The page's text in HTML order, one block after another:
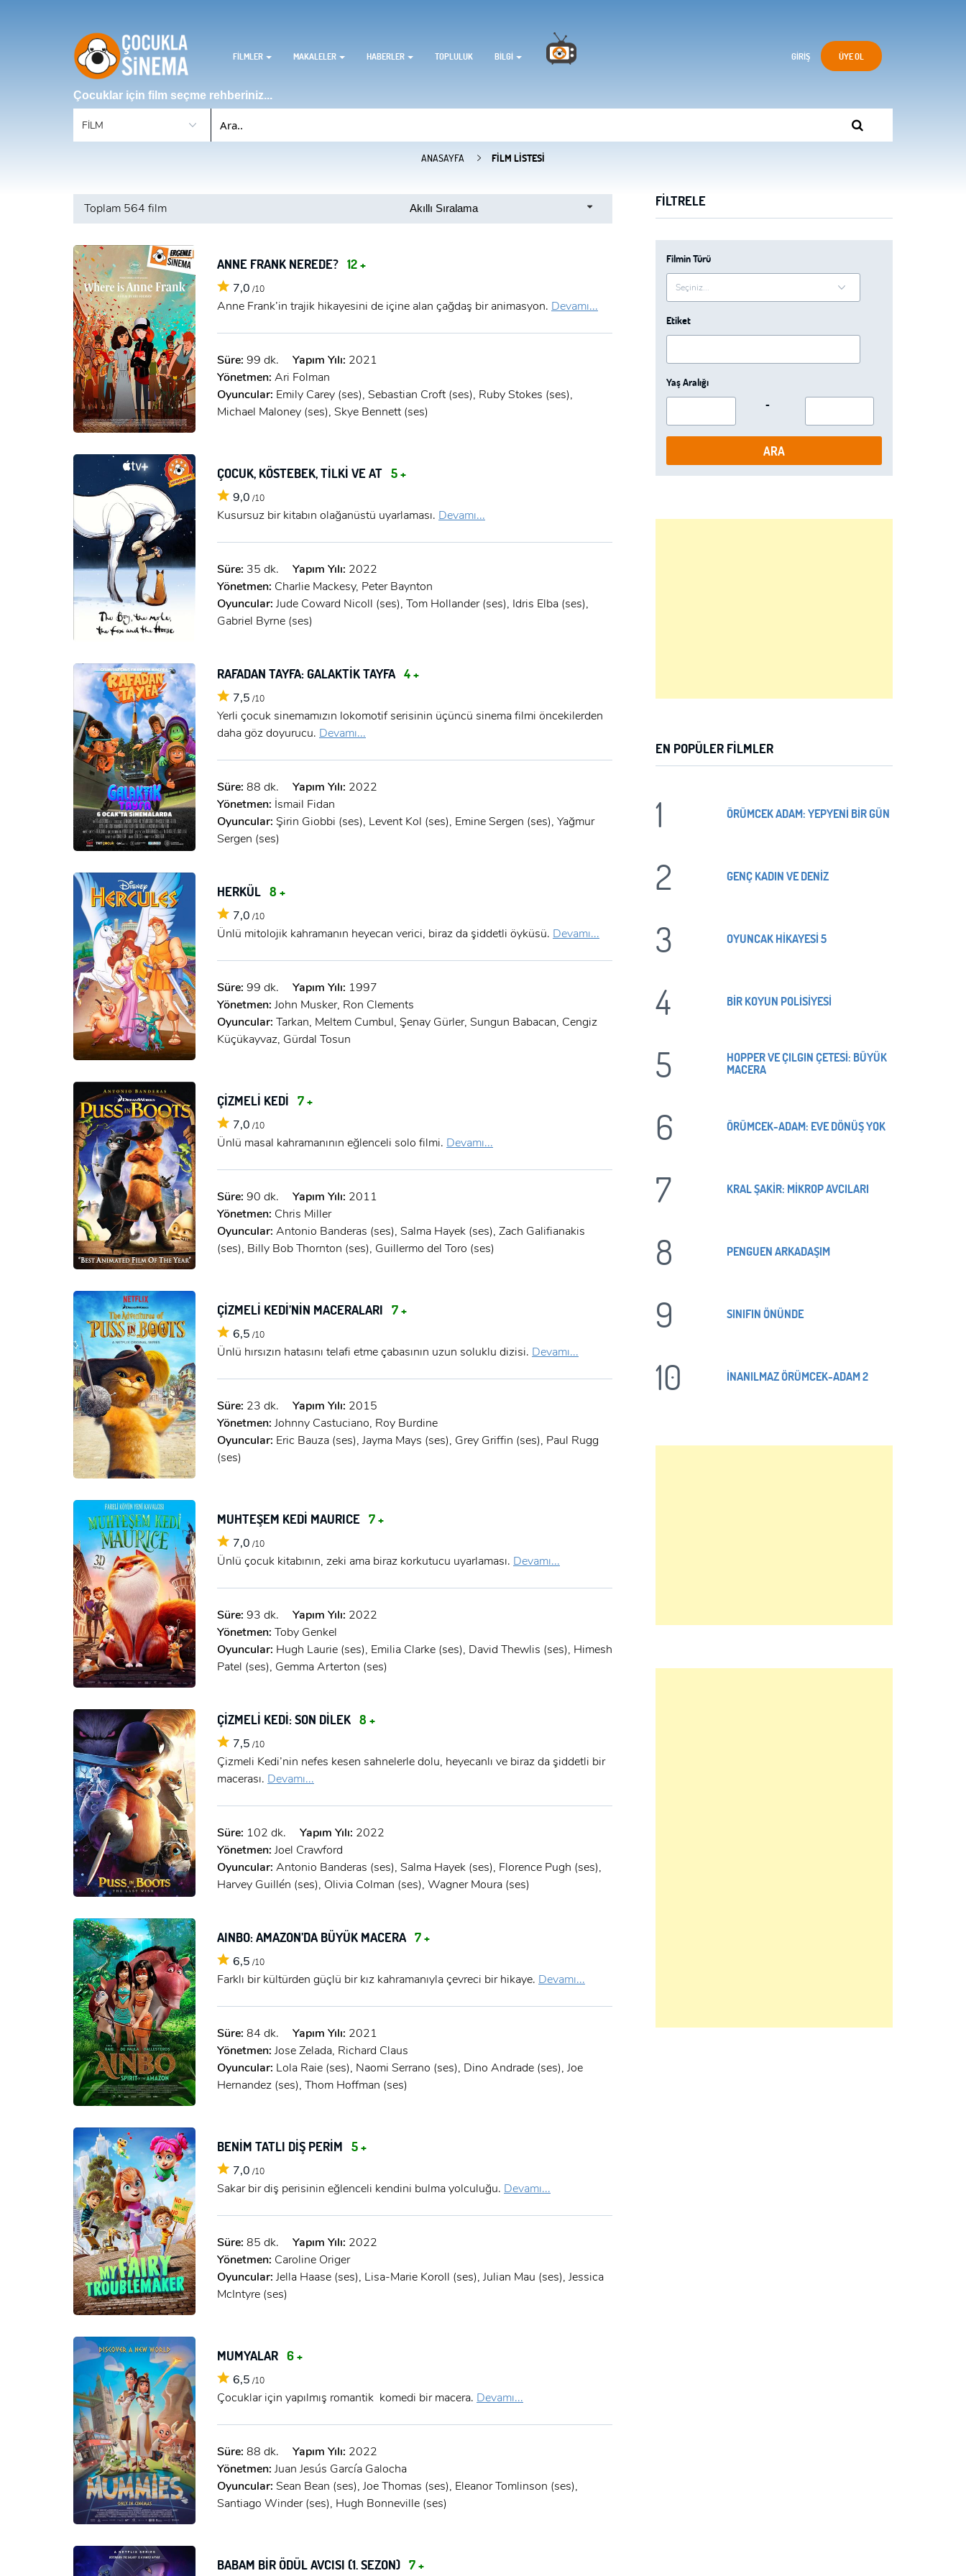
Şifre:
x
Ad Soyad:
Şifre:
FİLMLER MAKALELER HABERLER TOPLULUK BILGI GIRIŞ ÜYE OL
Çocuklar için film seçme rehberiniz...
ANASAYFA FILM LISTESI
Toplam 564 film Akıllı Sıralama
ANNE FRANK NEREDE? 12 +
7,0 /10
Anne Frank’in trajik hikayesini de içine alan çağdaş bir animasyon. Devamı...
Süre: 99 dk. Yapım Yılı: 2021
Yönetmen: Ari Folman
Oyuncular: Emily Carey (ses), Sebastian Croft (ses), Ruby Stokes (ses),
Michael Maloney (ses), Skye Bennett (ses)
ÇOCUK, KÖSTEBEK, TİLKİ VE AT 5 +
9,0 /10
Kusursuz bir kitabın olağanüstü uyarlaması. Devamı...
Süre: 35 dk. Yapım Yılı: 2022
Yönetmen: Charlie Mackesy, Peter Baynton
Oyuncular: Jude Coward Nicoll (ses), Tom Hollander (ses), Idris Elba (ses),
Gabriel Byrne (ses)
RAFADAN TAYFA: GALAKTİK TAYFA 4 +
7,5 /10
Yerli çocuk sinemamızın lokomotif serisinin üçüncü sinema filmi öncekilerden
daha göz doyurucu. Devamı...
Süre: 88 dk. Yapım Yılı: 2022
Yönetmen: İsmail Fidan
Oyuncular: Şirin Giobbi (ses), Levent Kol (ses), Emine Sergen (ses), Yağmur
Sergen (ses)
HERKÜL 8 +
7,0 /10
Ünlü mitolojik kahramanın heyecan verici, biraz da şiddetli öyküsü. Devamı...
Süre: 99 dk. Yapım Yılı: 1997
Yönetmen: John Musker, Ron Clements
Oyuncular: Tarkan, Meltem Cumbul, Şenay Gürler, Sungun Babacan, Cengiz
Küçükayvaz, Gürdal Tosun
ÇİZMELİ KEDİ 7 +
7,0 /10
Ünlü masal kahramanının eğlenceli solo filmi. Devamı...
Süre: 90 dk. Yapım Yılı: 2011
Yönetmen: Chris Miller
Oyuncular: Antonio Banderas (ses), Salma Hayek (ses), Zach Galifianakis
(ses), Billy Bob Thornton (ses), Guillermo del Toro (ses)
ÇİZMELİ KEDİ’NİN MACERALARI 7 +
6,5 /10
Ünlü hırsızın hatasını telafi etme çabasının uzun soluklu dizisi. Devamı...
Süre: 23 dk. Yapım Yılı: 2015
Yönetmen: Johnny Castuciano, Roy Burdine
Oyuncular: Eric Bauza (ses), Jayma Mays (ses), Grey Griffin (ses), Paul Rugg
(ses)
MUHTEŞEM KEDİ MAURICE 7 +
7,0 /10
Ünlü çocuk kitabının, zeki ama biraz korkutucu uyarlaması. Devamı...
Süre: 93 dk. Yapım Yılı: 2022
Yönetmen: Toby Genkel
Oyuncular: Hugh Laurie (ses), Emilia Clarke (ses), David Thewlis (ses), Himesh
Patel (ses), Gemma Arterton (ses)
ÇİZMELİ KEDİ: SON DİLEK 8 +
7,5 /10
Çizmeli Kedi’nin nefes kesen sahnelerle dolu, heyecanlı ve biraz da şiddetli bir
macerası. Devamı...
Süre: 102 dk. Yapım Yılı: 2022
Yönetmen: Joel Crawford
Oyuncular: Antonio Banderas (ses), Salma Hayek (ses), Florence Pugh (ses),
Harvey Guillén (ses), Olivia Colman (ses), Wagner Moura (ses)
AINBO: AMAZON’DA BÜYÜK MACERA 7 +
6,5 /10
Farklı bir kültürden güçlü bir kız kahramanıyla çevreci bir hikaye. Devamı...
Süre: 84 dk. Yapım Yılı: 2021
Yönetmen: Jose Zelada, Richard Claus
Oyuncular: Lola Raie (ses), Naomi Serrano (ses), Dino Andrade (ses), Joe
Hernandez (ses), Thom Hoffman (ses)
BENİM TATLI DİŞ PERİM 5 +
7,0 /10
Sakar bir diş perisinin eğlenceli kendini bulma yolculuğu. Devamı...
Süre: 85 dk. Yapım Yılı: 2022
Yönetmen: Caroline Origer
Oyuncular: Jella Haase (ses), Lisa-Marie Koroll (ses), Julian Mau (ses), Jessica
McIntyre (ses)
MUMYALAR 6 +
6,5 /10
Çocuklar için yapılmış romantik komedi bir macera. Devamı...
Süre: 88 dk. Yapım Yılı: 2022
Yönetmen: Juan Jesús García Galocha
Oyuncular: Sean Bean (ses), Joe Thomas (ses), Eleanor Tomlinson (ses),
Santiago Winder (ses), Hugh Bonneville (ses)
BABAM BİR ÖDÜL AVCISI (1. SEZON) 7 +
FILTRELE
Filmin Türü
Etiket
Yaş Aralığı
-
EN POPÜLER FILMLER
1 ÖRÜMCEK ADAM: YEPYENİ BİR GÜN
2 GENÇ KADIN VE DENİZ
3 OYUNCAK HİKAYESİ 5
4 BİR KOYUN POLİSİYESİ
5
HOPPER VE ÇILGIN ÇETESİ: BÜYÜK
MACERA
6 ÖRÜMCEK-ADAM: EVE DÖNÜŞ YOK
7 KRAL ŞAKİR: MİKROP AVCILARI
8 PENGUEN ARKADAŞIM
9 SINIFIN ÖNÜNDE
10 İNANILMAZ ÖRÜMCEK-ADAM 2